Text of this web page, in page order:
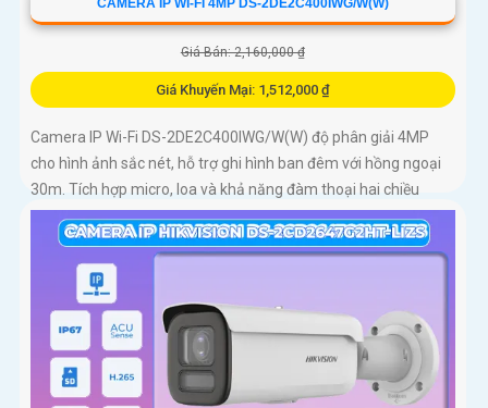
Giá Bán: 2,160,000 ₫
Giá Khuyến Mại: 1,512,000 ₫
Camera IP Wi-Fi DS-2DE2C400IWG/W(W) độ phân giải 4MP
cho hình ảnh sắc nét, hỗ trợ ghi hình ban đêm với hồng ngoại
30m. Tích hợp micro, loa và khả năng đàm thoại hai chiều